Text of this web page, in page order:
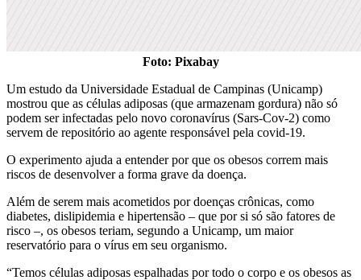
Foto: Pixabay
Um estudo da Universidade Estadual de Campinas (Unicamp)
mostrou que as células adiposas (que armazenam gordura) não só
podem ser infectadas pelo novo coronavírus (Sars-Cov-2) como
servem de repositório ao agente responsável pela covid-19.
O experimento ajuda a entender por que os obesos correm mais
riscos de desenvolver a forma grave da doença.
Além de serem mais acometidos por doenças crônicas, como
diabetes, dislipidemia e hipertensão – que por si só são fatores de
risco –, os obesos teriam, segundo a Unicamp, um maior
reservatório para o vírus em seu organismo.
“Temos células adiposas espalhadas por todo o corpo e os obesos as